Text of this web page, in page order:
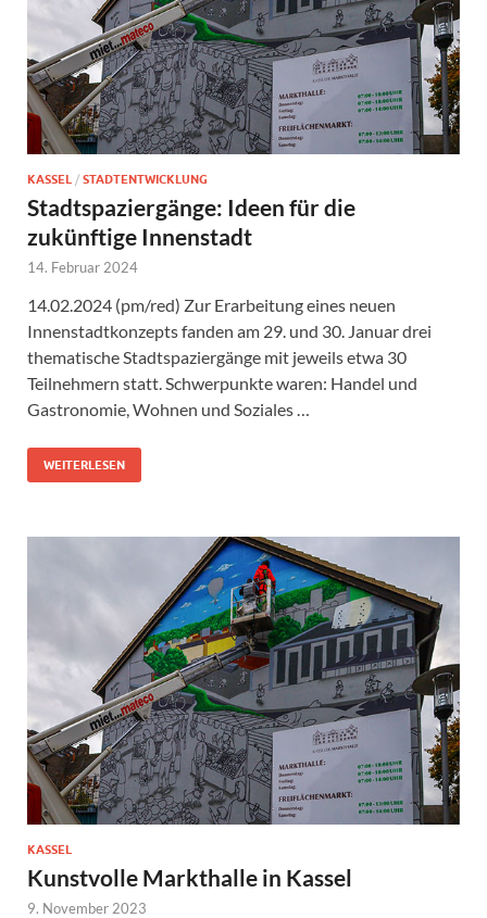
KASSEL / STADTENTWICKLUNG
Stadtspaziergänge: Ideen für die
zukünftige Innenstadt
14. Februar 2024
14.02.2024 (pm/red) Zur Erarbeitung eines neuen
Innenstadtkonzepts fanden am 29. und 30. Januar drei
thematische Stadtspaziergänge mit jeweils etwa 30
Teilnehmern statt. Schwerpunkte waren: Handel und
Gastronomie, Wohnen und Soziales …
WEITERLESEN
KASSEL
Kunstvolle Markthalle in Kassel
9. November 2023